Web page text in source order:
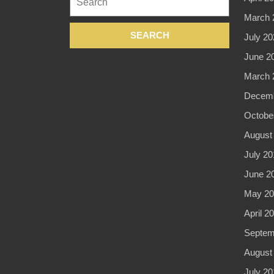
for:
March
July
June
March
August
July
June
May
April
August